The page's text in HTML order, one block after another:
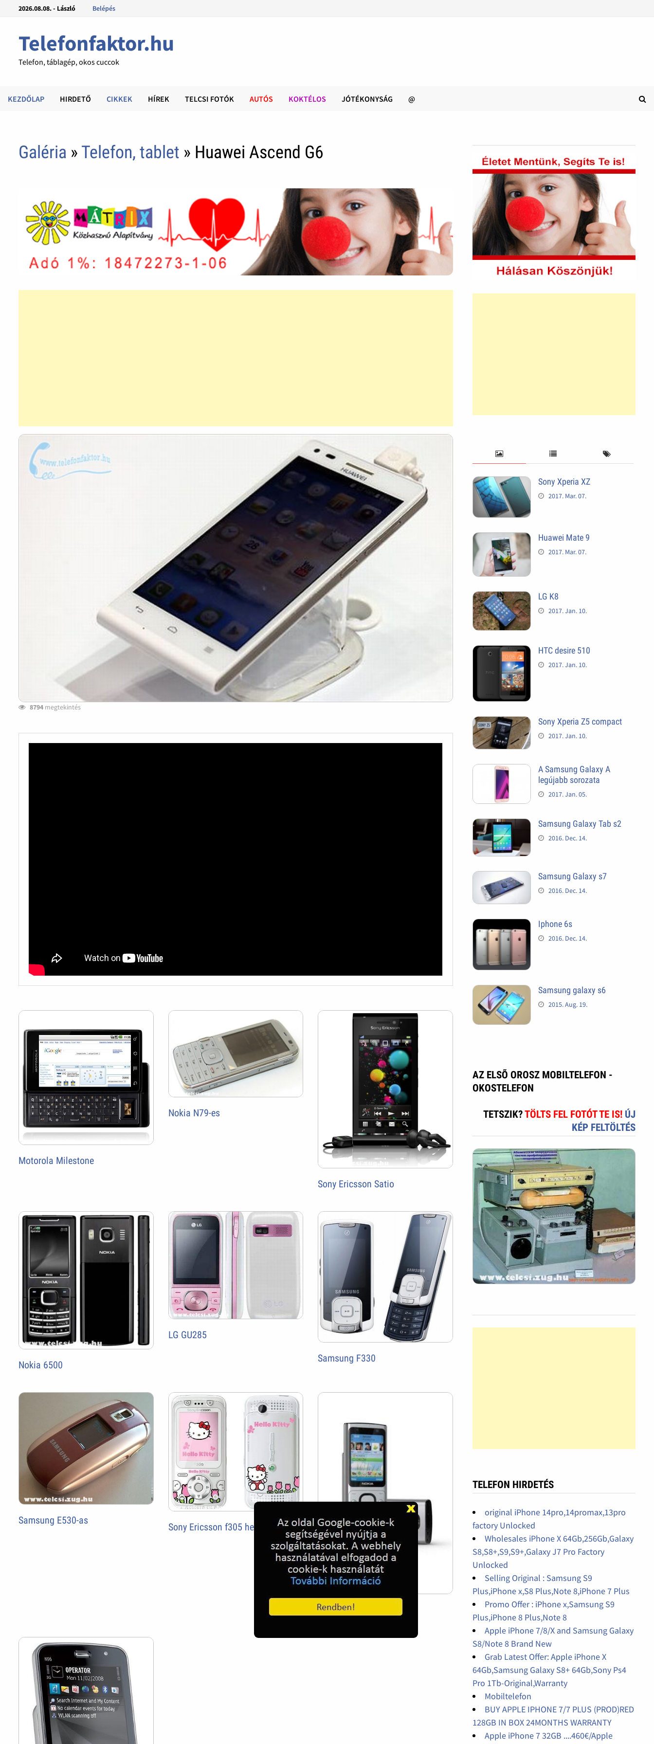
2026.08.08. - László Belépés
Telefonfaktor.hu
Telefon, táblagép, okos cuccok
KEZDŐLAP HIRDETŐ CIKKEK HÍREK TELCSI FOTÓK AUTÓS KOKTÉLOS JÓTÉKONYSÁG @
Galéria » Telefon, tablet » Huawei Ascend G6
8794 megtekintés
Motorola Milestone
Nokia N79-es
Sony Ericsson Satio
Nokia 6500
LG GU285
Samsung F330
Samsung E530-as
Sony Ericsson f305 hello kitty
Nokia 6700 Slide
Sony Xperia XZ
2017. Mar. 07.
Huawei Mate 9
2017. Mar. 07.
LG K8
2017. Jan. 10.
HTC desire 510
2017. Jan. 10.
Sony Xperia Z5 compact
2017. Jan. 10.
A Samsung Galaxy A
legújabb sorozata
2017. Jan. 05.
Samsung Galaxy Tab s2
2016. Dec. 14.
Samsung Galaxy s7
2016. Dec. 14.
Iphone 6s
2016. Dec. 14.
Samsung galaxy s6
2015. Aug. 19.
AZ ELSÕ OROSZ MOBILTELEFON -
OKOSTELEFON
TETSZIK?TÖLTS FEL FOTÓT TE IS! ÚJ
KÉP FELTÖLTÉS
TELEFON HIRDETÉS
original iPhone 14pro,14promax,13pro
factory Unlocked
Wholesales iPhone X 64Gb,256Gb,Galaxy
S8,S8+,S9,S9+,Galaxy J7 Pro Factory
Unlocked
Selling Original : Samsung S9
Plus,iPhone x,S8 Plus,Note 8,iPhone 7 Plus
Promo Offer : iPhone x,Samsung S9
Plus,iPhone 8 Plus,Note 8
Apple iPhone 7/8/X and Samsung Galaxy
S8/Note 8 Brand New
Grab Latest Offer: Apple iPhone X
64Gb,Samsung Galaxy S8+ 64Gb,Sony Ps4
Pro 1Tb-Original,Warranty
Mobiltelefon
BUY APPLE IPHONE 7/7 PLUS (PROD)RED
128GB IN BOX 24MONTHS WARRANTY
Apple iPhone 7 32GB ....460€/Apple